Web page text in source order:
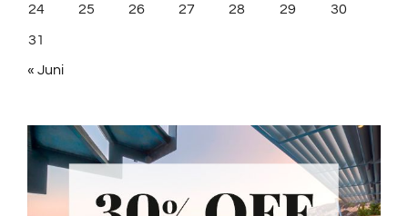
24 25 26 27 28 29 30
31
« Juni